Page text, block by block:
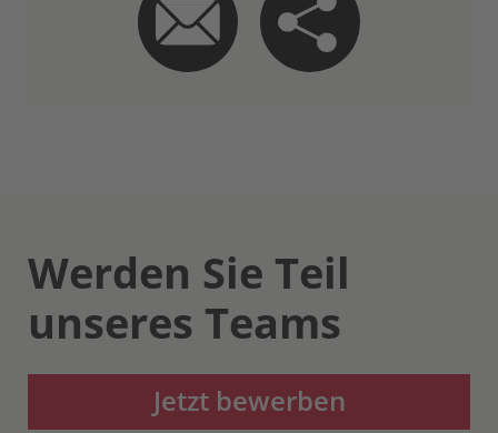
Werden Sie Teil
unseres Teams
Jetzt bewerben